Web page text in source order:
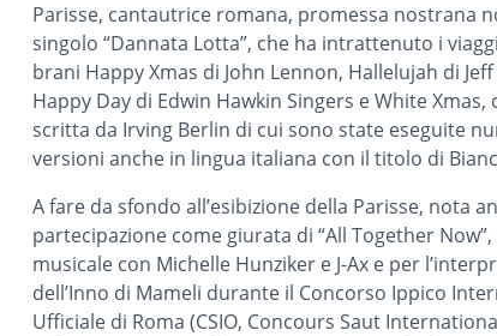
Parisse, cantautrice romana, promessa nostrana
singolo “Dannata Lotta”, che ha intrattenuto i
brani Happy Xmas di John Lennon, Hallelujah di Jeff
Happy Day di Edwin Hawkin Singers e White Xmas,
scritta da Irving Berlin di cui sono state eseguite
versioni anche in lingua italiana con il titolo di
A fare da sfondo all’esibizione della Parisse, nota
partecipazione come giurata di “All Together
musicale con Michelle Hunziker e J-Ax e per
dell’Inno di Mameli durante il Concorso Ippico
Ufficiale di Roma (CSIO, Concours Saut